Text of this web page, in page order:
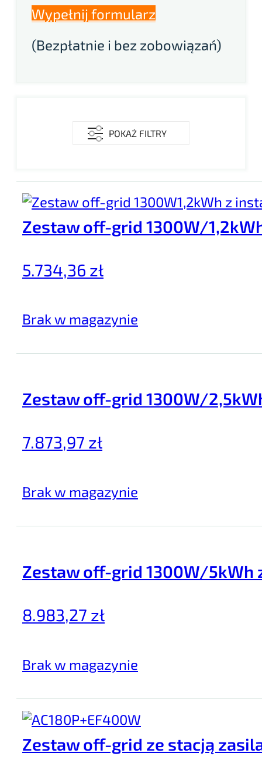
Wypełnij formularz
(Bezpłatnie i bez zobowiązań)
POKAŻ FILTRY
Cena
Marka
EcoFlow
Victron Energy
Zastosuj filtry
Zestaw off-grid 1300W/
5.734,36 zł
Brak w magazynie
Zestaw off-grid 1300W/
7.873,97 zł
Brak w magazynie
Zestaw off-grid 1300W/5kWh
8.983,27 zł
Brak w magazynie
Zestaw off-grid ze stacją